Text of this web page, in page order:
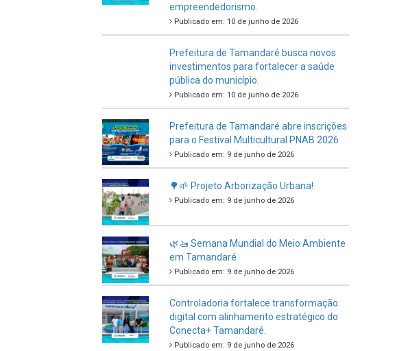
empreendedorismo.
Publicado em: 10 de junho de 2026
Prefeitura de Tamandaré busca novos
investimentos para fortalecer a saúde
pública do município.
Publicado em: 10 de junho de 2026
Prefeitura de Tamandaré abre inscrições
para o Festival Multicultural PNAB 2026
Publicado em: 9 de junho de 2026
🌳🌱 Projeto Arborização Urbana!
Publicado em: 9 de junho de 2026
🌿🚤 Semana Mundial do Meio Ambiente
em Tamandaré
Publicado em: 9 de junho de 2026
Controladoria fortalece transformação
digital com alinhamento estratégico do
Conecta+ Tamandaré.
Publicado em: 9 de junho de 2026